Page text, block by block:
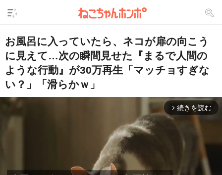
お風呂に入っていたら、ネコが扉の向こう
に見えて…次の瞬間見せた『まるで人間の
ような行動』が30万再生「マッチョすぎな
い？」「滑らかｗ」
arrow_forward_ios 続きを読む